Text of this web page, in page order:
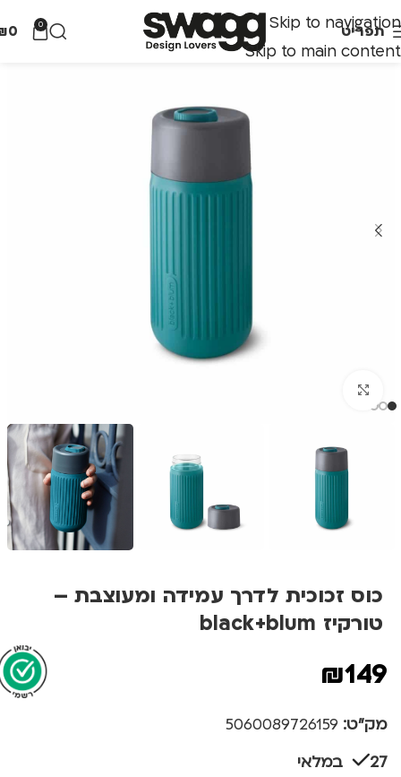
Skip to navigation
Skip to main content
תפריט 0
0
כוס זכוכית לדרך עמידה ומעוצבת –
טורקיז black+blum
₪149
מק"ט: 5060089726159
27 במלאי